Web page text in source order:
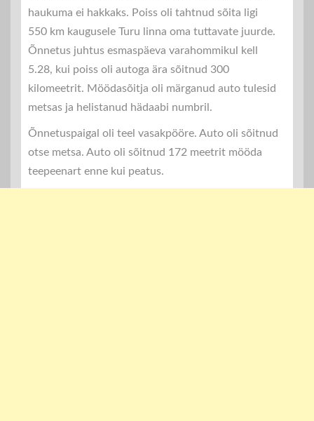
haukuma ei hakkaks. Poiss oli tahtnud sõita ligi
550 km kaugusele Turu linna oma tuttavate juurde.
Õnnetus juhtus esmaspäeva varahommikul kell
5.28, kui poiss oli autoga ära sõitnud 300
kilomeetrit. Möödasõitja oli märganud auto tulesid
metsas ja helistanud hädaabi numbril.
Õnnetuspaigal oli teel vasakpööre. Auto oli sõitnud
otse metsa. Auto oli sõitnud 172 meetrit mööda
teepeenart enne kui peatus.